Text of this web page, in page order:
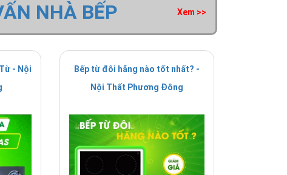
NHÀ BẾP Xem >>
- Nội
Bếp từ đôi hãng nào tốt nhất? -
Nội Thất Phương Đông